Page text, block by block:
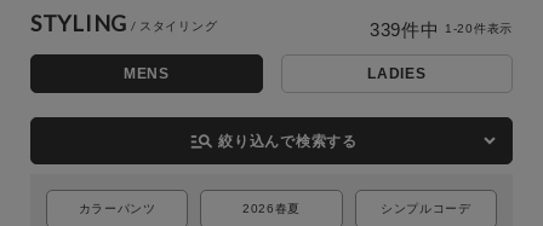
詳細検索
STYLING
MENS LADIES
manage_search 絞り込んで検索する
カラーパンツ 2026春夏 シンプルコーデ
339件中 1-20件表示